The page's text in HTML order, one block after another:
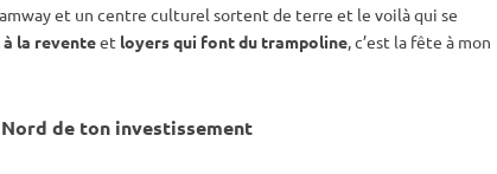
et un centre culturel sortent de terre et le voilà qui se
la reventeet loyers qui font du trampoline, c’est la fête à mon
de ton investissement